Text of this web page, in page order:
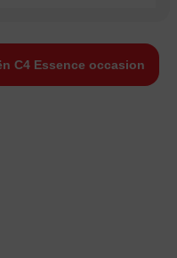
C4 Essence occasion